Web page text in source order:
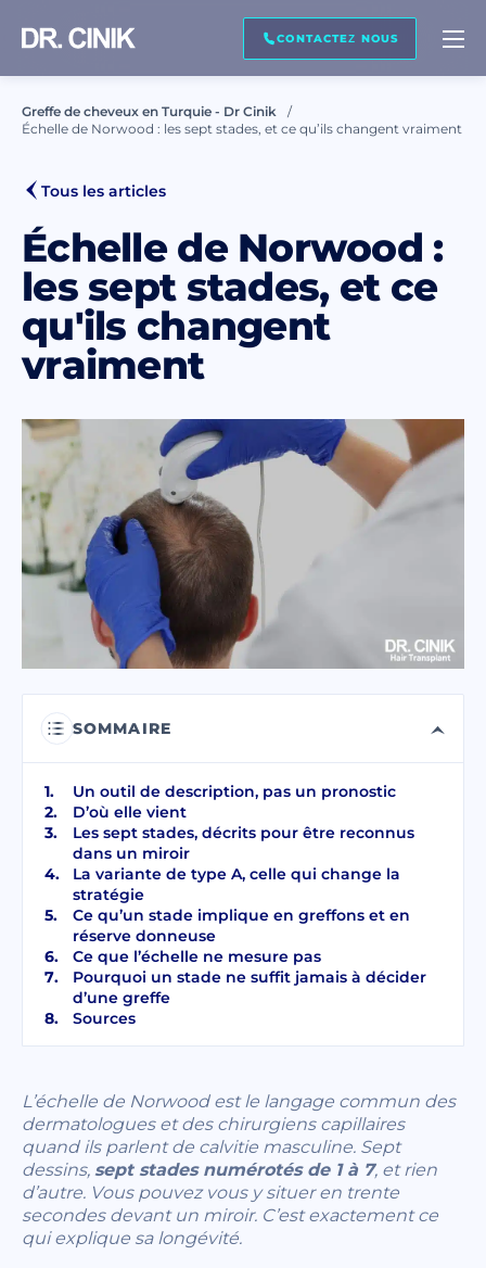
CONTACTEZ NOUS
RAPPELEZ MOI
Nom de famille *
Courriel *
J'ai lu et j'accepte les termes de la politique de confidentialité.
J’ai lu et j’accepte le Consentement pour Message Électronique Commercial
ENVOYER
Greffe de cheveux en Turquie - Dr Cinik
Échelle de Norwood : les sept stades, et ce qu’ils changent vraiment
Tous les articles
Échelle de Norwood :
les sept stades, et ce
qu'ils changent
vraiment
SOMMAIRE
Un outil de description, pas un pronostic
D’où elle vient
Les sept stades, décrits pour être reconnus
dans un miroir
La variante de type A, celle qui change la
stratégie
Ce qu’un stade implique en greffons et en
réserve donneuse
Ce que l’échelle ne mesure pas
Pourquoi un stade ne suffit jamais à décider
d’une greffe
Sources
L’échelle de Norwood est le langage commun des
dermatologues et des chirurgiens capillaires
quand ils parlent de calvitie masculine. Sept
dessins, sept stades numérotés de 1 à 7, et rien
d’autre. Vous pouvez vous y situer en trente
secondes devant un miroir. C’est exactement ce
qui explique sa longévité.